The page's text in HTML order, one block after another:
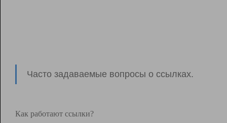
Часто задаваемые вопросы о ссылках.
Как работают ссылки?